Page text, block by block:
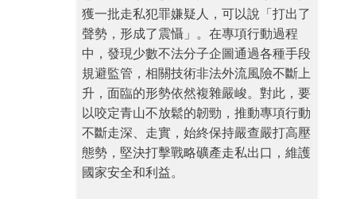
獲一批走私犯罪嫌疑人，可以說「打出了
聲勢，形成了震懾」。在專項行動過程
中，發現少數不法分子企圖通過各種手段
規避監管，相關技術非法外流風險不斷上
升，面臨的形勢依然複雜嚴峻。對此，要
以咬定青山不放鬆的韌勁，推動專項行動
不斷走深、走實，始終保持嚴查嚴打高壓
態勢，堅決打擊戰略礦產走私出口，維護
國家安全和利益。